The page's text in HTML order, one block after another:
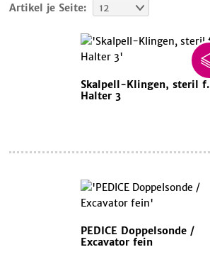
Artikel je Seite:
12
Skalpell-Klingen, steril f.
Halter 3
PEDICE Doppelsonde /
Excavator fein